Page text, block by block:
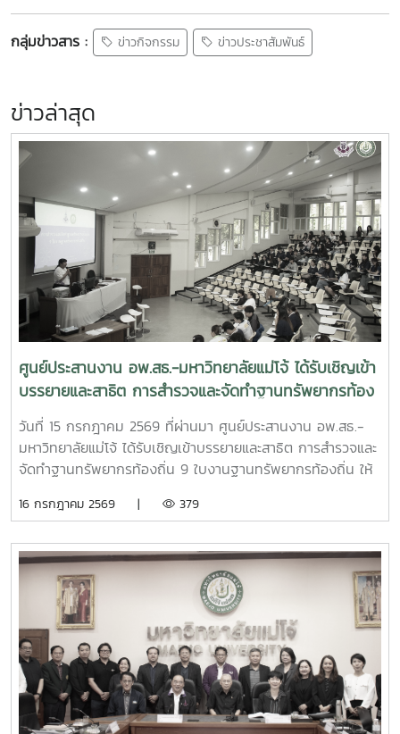
กลุ่มข่าวสาร : ข่าวกิจกรรม ข่าวประชาสัมพันธ์
ข่าวล่าสุด
ศูนย์ประสานงาน อพ.สธ.-มหาวิทยาลัยแม่โจ้ ได้รับเชิญเข้า
บรรยายและสาธิต การสำรวจและจัดทำฐานทรัพยากรท้อง
ถิ่น 9 ใบงานฐานทรัพยากรท้องถิ่น
วันที่ 15 กรกฎาคม 2569 ที่ผ่านมา ศูนย์ประสานงาน อพ.สธ.-
มหาวิทยาลัยแม่โจ้ ได้รับเชิญเข้าบรรยายและสาธิต การสำรวจและ
จัดทำฐานทรัพยากรท้องถิ่น 9 ใบงานฐานทรัพยากรท้องถิ่น ให้
เพื่อให้นักศึกษาออกพื้นที่สำรวจได้อย่างมีประสิทธิภาพ และเข้าใจ
พัฒนาการท่องเที่ยว มหาวิทยาลัยแม่โจ้
16 กรกฎาคม 2569 | 379